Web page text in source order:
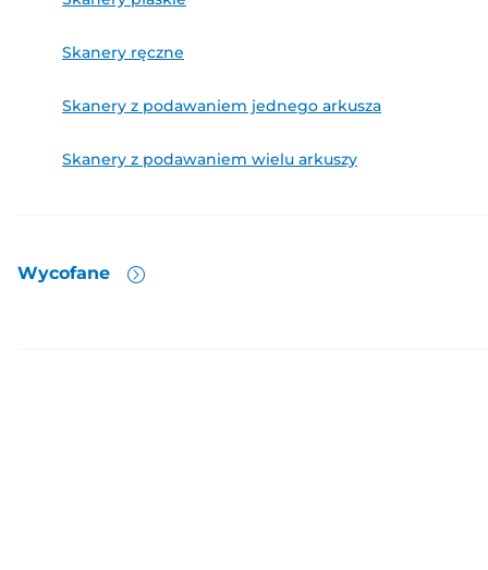
Skanery ręczne
Skanery z podawaniem jednego arkusza
Skanery z podawaniem wielu arkuszy
Wycofane